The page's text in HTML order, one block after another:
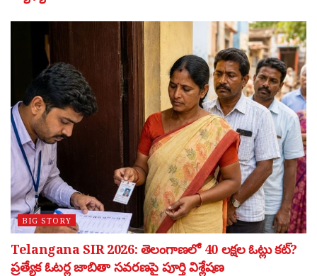
BIG STORY
Telangana SIR 2026: తెలంగాణలో 40 లక్షల ఓట్లు కట్?
ప్రత్యేక ఓటర్ల జాబితా సవరణపై పూర్తి విశ్లేషణ